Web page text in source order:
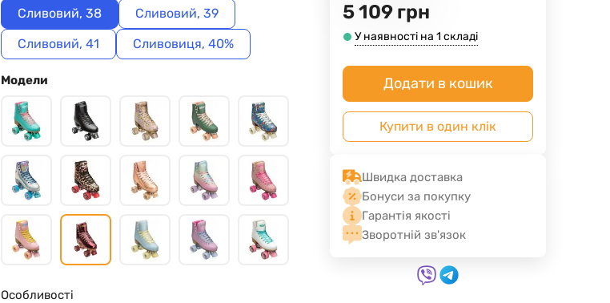
Сливовий, 38
Сливовий, 39
Сливовий, 41
Сливовиця, 40%
Модели
Особливості
5 109 грн
У наявності на 1 складі
Додати в кошик
Купити в один клік
Швидка доставка
Бонуси за покупку
Гарантія якості
Зворотній зв'язок